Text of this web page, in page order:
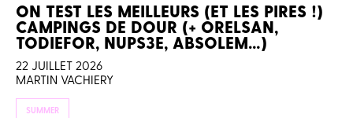
ON TEST LES MEILLEURS (ET LES PIRES !)
CAMPINGS DE DOUR (+ ORELSAN,
TODIEFOR, NUPS3E, ABSOLEM…)
22 JUILLET 2026
MARTIN VACHIERY
SUMMER